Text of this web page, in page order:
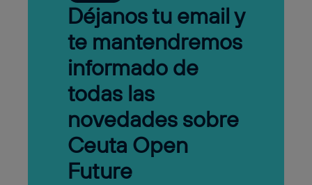
Déjanos tu email y
te mantendremos
informado de
todas las
novedades sobre
Ceuta Open
Future